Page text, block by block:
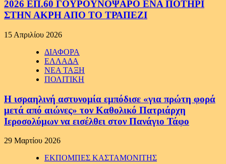
2026 ΕΠ.60 ΓΟΥΡΟΥΝΟΨΑΡΟ ΕΝΑ ΠΟΤΗΡΙ
ΣΤΗΝ ΑΚΡΗ ΑΠΟ ΤΟ ΤΡΑΠΕΖΙ
15 Απριλίου 2026
ΔΙΑΦΟΡΑ
ΕΛΛΑΔΑ
ΝΕΑ ΤΑΞΗ
ΠΟΛΙΤΙΚΗ
Η ισραηλινή αστυνομία εμπόδισε «για πρώτη φορά
μετά από αιώνες» τον Καθολικό Πατριάρχη
Ιεροσολύμων να εισέλθει στον Πανάγιο Τάφο
29 Μαρτίου 2026
ΕΚΠΟΜΠΕΣ ΚΑΣΤΑΜΟΝΙΤΗΣ